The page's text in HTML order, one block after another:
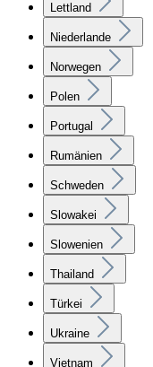
Lettland
Niederlande
Norwegen
Polen
Portugal
Rumänien
Schweden
Slowakei
Slowenien
Thailand
Türkei
Ukraine
Vietnam